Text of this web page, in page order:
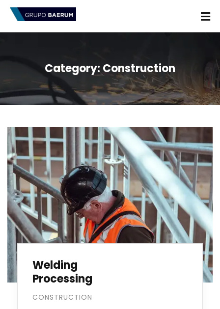
Category: Construction
Welding
Processing
CONSTRUCTION